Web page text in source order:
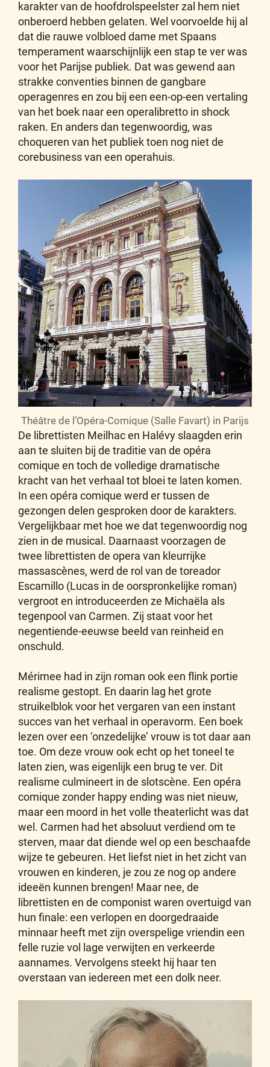
karakter van de hoofdrolspeelster zal hem niet
onberoerd hebben gelaten. Wel voorvoelde hij al
dat die rauwe volbloed dame met Spaans
temperament waarschijnlijk een stap te ver was
voor het Parijse publiek. Dat was gewend aan
strakke conventies binnen de gangbare
operagenres en zou bij een een-op-een vertaling
van het boek naar een operalibretto in shock
raken. En anders dan tegenwoordig, was
choqueren van het publiek toen nog niet de
corebusiness van een operahuis.
Théâtre de l’Opéra-Comique (Salle Favart) in Parijs
De librettisten Meilhac en Halévy slaagden erin
aan te sluiten bij de traditie van de opéra
comique en toch de volledige dramatische
kracht van het verhaal tot bloei te laten komen.
In een opéra comique werd er tussen de
gezongen delen gesproken door de karakters.
Vergelijkbaar met hoe we dat tegenwoordig nog
zien in de musical. Daarnaast voorzagen de
twee librettisten de opera van kleurrijke
massascènes, werd de rol van de toreador
Escamillo (Lucas in de oorspronkelijke roman)
vergroot en introduceerden ze Michaëla als
tegenpool van Carmen. Zij staat voor het
negentiende-eeuwse beeld van reinheid en
onschuld.
Mérimee had in zijn roman ook een flink portie
realisme gestopt. En daarin lag het grote
struikelblok voor het vergaren van een instant
succes van het verhaal in operavorm. Een boek
lezen over een ‘onzedelijke’ vrouw is tot daar aan
toe. Om deze vrouw ook echt op het toneel te
laten zien, was eigenlijk een brug te ver. Dit
realisme culmineert in de slotscène. Een opéra
comique zonder happy ending was niet nieuw,
maar een moord in het volle theaterlicht was dat
wel. Carmen had het absoluut verdiend om te
sterven, maar dat diende wel op een beschaafde
wijze te gebeuren. Het liefst niet in het zicht van
vrouwen en kinderen, je zou ze nog op andere
ideeën kunnen brengen! Maar nee, de
librettisten en de componist waren overtuigd van
hun finale: een verlopen en doorgedraaide
minnaar heeft met zijn overspelige vriendin een
felle ruzie vol lage verwijten en verkeerde
aannames. Vervolgens steekt hij haar ten
overstaan van iedereen met een dolk neer.